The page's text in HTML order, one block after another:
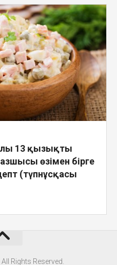
13 қызықты
өзімен бірге
(түпнұсқасы
Rights Reserved.